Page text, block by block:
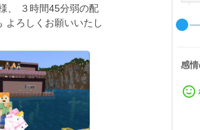
、 ３時間45分弱の配
よろしくお願いいたし
感